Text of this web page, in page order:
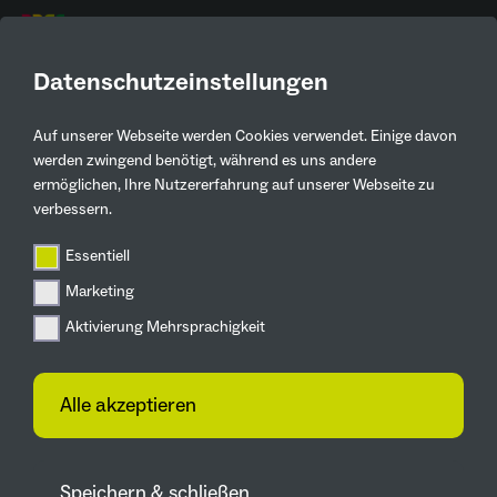
Datenschutzeinstellungen
Auf unserer Webseite werden Cookies verwendet. Einige davon
werden zwingend benötigt, während es uns andere
ermöglichen, Ihre Nutzererfahrung auf unserer Webseite zu
verbessern.
Essentiell
Marketing
Aktivierung Mehrsprachigkeit
Alle akzeptieren
PRESSEMELDUNGEN
Zurück
IGA Metropole Ruhr
2027: Umsetzung von 14
Radwegeprojekten bis
17.02.2022
Am 16.02.22 hat der Beirat „Unsere